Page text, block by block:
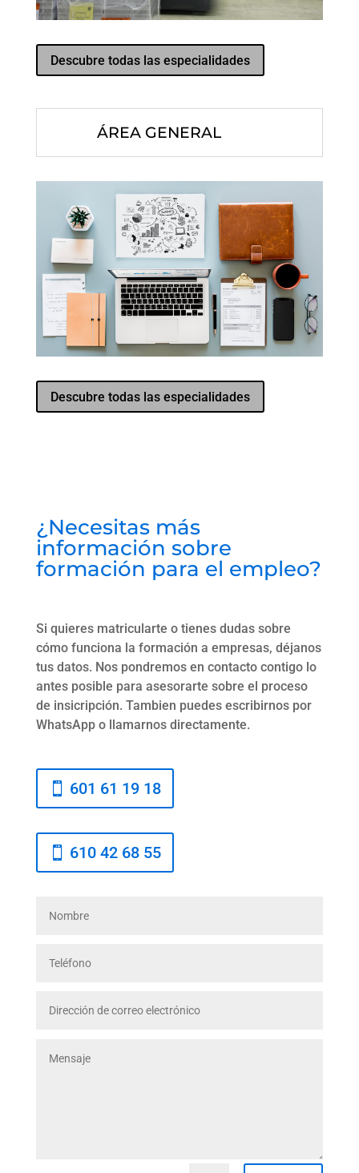
Descubre todas las especialidades
ÁREA GENERAL
Descubre todas las especialidades
¿Necesitas más
información sobre
formación para el empleo?
Si quieres matricularte o tienes dudas sobre
cómo funciona la formación a empresas, déjanos
tus datos. Nos pondremos en contacto contigo lo
antes posible para asesorarte sobre el proceso
de insicripción. Tambien puedes escribirnos por
WhatsApp o llamarnos directamente.
601 61 19 18
610 42 68 55